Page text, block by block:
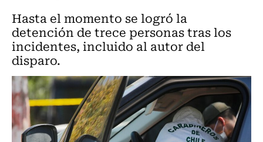
Hasta el momento se logró la
detención de trece personas tras los
incidentes, incluido al autor del
disparo.